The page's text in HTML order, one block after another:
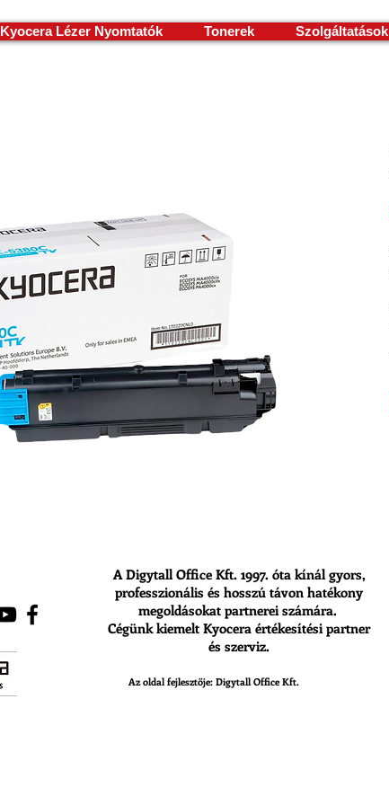
Kyocera Lézer Nyomtatók Tonerek Szolgáltatások
A Digytall Office Kft. 1997. óta kínál gyors,
professzionális és hosszú távon hatékony
megoldásokat partnerei számára.
Cégünk kiemelt Kyocera értékesítési partner
és szerviz.
Az oldal fejlesztője: Digytall Office Kft.